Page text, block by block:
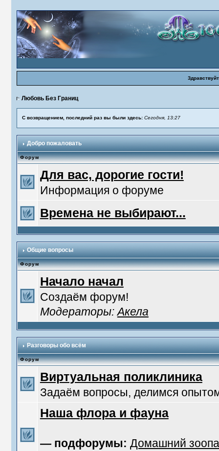
Любовь Без Границ
С возвращением, последний раз вы были здесь: Сегодня, 13:27
Добро пожаловать
Форум
Для вас, дорогие гости!
Информация о форуме
Времена не выбирают...
Общие вопросы
Форум
Начало начал
Создаём форум!
Модераторы:Акела
Разговоры обо всём
Форум
Виртуальная поликлиника
Задаём вопросы, делимся
Наша флора и фауна
— подфорумы: Домашний